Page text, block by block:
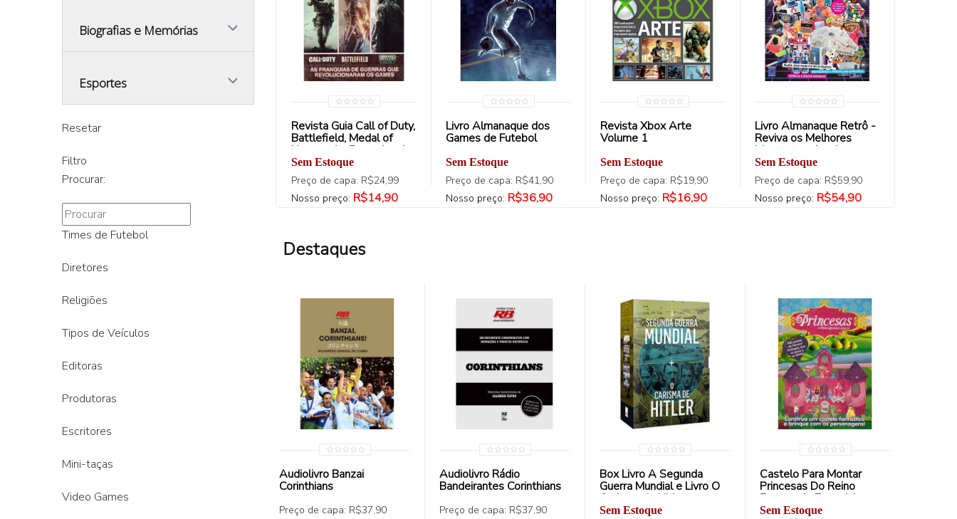
Biografias e Memórias
Esportes
Resetar
Filtro
Procurar:
Times de Futebol
Diretores
Religiões
Tipos de Veículos
Editoras
Produtoras
Escritores
Mini-taças
Video Games
Revista Guia Call of Duty,
Battlefield, Medal of
Honor - As Franquias de
Guerras que
Revolucionaram os
Games
Sem Estoque
Preço de capa: R$24,99
Nosso preço: R$14,90
Livro Almanaque dos
Games de Futebol
Sem Estoque
Preço de capa: R$41,90
Nosso preço: R$36,90
Revista Xbox Arte
Volume 1
Sem Estoque
Preço de capa: R$19,90
Nosso preço: R$16,90
Livro Almanaque Retrô -
Reviva os Melhores
Momentos dos Anos
1980
Sem Estoque
Preço de capa: R$59,90
Nosso preço: R$54,90
Destaques
Audiolivro Banzai
Corinthians
Preço de capa: R$37,90
COMPRAR
Audiolivro Rádio
Bandeirantes Corinthians
Preço de capa: R$37,90
COMPRAR
Box Livro A Segunda
Guerra Mundial e Livro O
Carisma de Hitler
Sem Estoque
Castelo Para Montar
Princesas Do Reino
Encantado Especial
Sem Estoque